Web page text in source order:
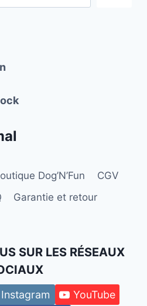
Dog’N’Fun
CGV
Garantie et retour
SUR LES RÉSEAUX
Instagram
YouTube